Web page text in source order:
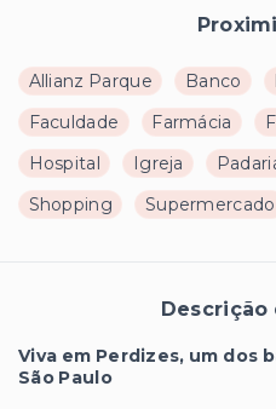
Allianz Parque Banco
Faculdade
Farmácia
Hospital
Igreja
Shopping
Supermercado
Descrição
Viva em Perdizes, um dos
São Paulo